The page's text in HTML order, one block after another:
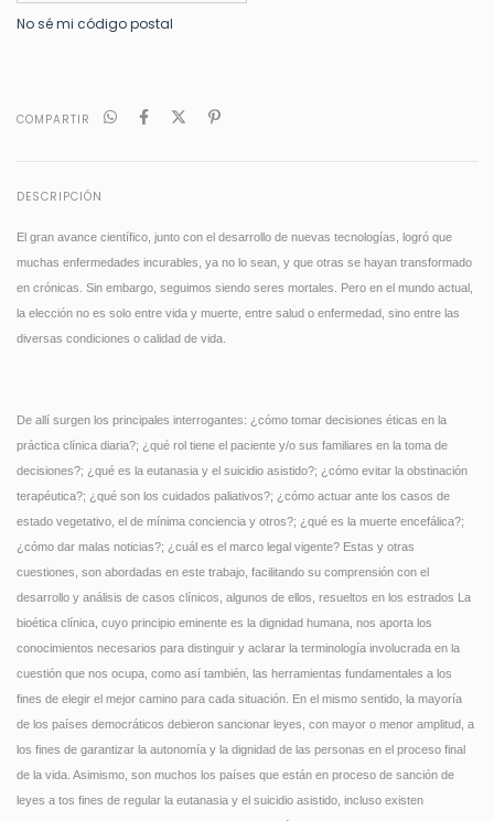
No sé mi código postal
COMPARTIR
DESCRIPCIÓN
El gran avance científico, junto con el desarrollo de nuevas tecnologías, logró que
muchas enfermedades incurables, ya no lo sean, y que otras se hayan transformado
en crónicas. Sin embargo, seguimos siendo seres mortales. Pero en el mundo actual,
la elección no es solo entre vida y muerte, entre salud o enfermedad, sino entre las
diversas condiciones o calidad de vida.
De allí surgen los principales interrogantes: ¿cómo tomar decisiones éticas en la
práctica clínica diaria?; ¿qué rol tiene el paciente y/o sus familiares en la toma de
decisiones?; ¿qué es la eutanasia y el suicidio asistido?; ¿cómo evitar la obstinación
terapéutica?; ¿qué son los cuidados paliativos?; ¿cómo actuar ante los casos de
estado vegetativo, el de mínima conciencia y otros?; ¿qué es la muerte encefálica?;
¿cómo dar malas noticias?; ¿cuál es el marco legal vigente? Estas y otras
cuestiones, son abordadas en este trabajo, facilitando su comprensión con el
desarrollo y análisis de casos clínicos, algunos de ellos, resueltos en los estrados La
bioética clínica, cuyo principio eminente es la dignidad humana, nos aporta los
conocimientos necesarios para distinguir y aclarar la terminología involucrada en la
cuestión que nos ocupa, como así también, las herramientas fundamentales a los
fines de elegir el mejor camino para cada situación. En el mismo sentido, la mayoría
de los países democráticos debieron sancionar leyes, con mayor o menor amplitud, a
los fines de garantizar la autonomía y la dignidad de las personas en el proceso final
de la vida. Asimismo, son muchos los países que están en proceso de sanción de
leyes a tos fines de regular la eutanasia y el suicidio asistido, incluso existen